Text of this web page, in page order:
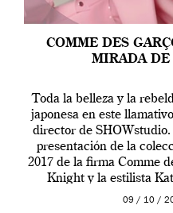
COMME DES
MIRADA
Toda la belleza y la
japonesa en este
director de
presentación de la
2017 de la firma Comme
Knight y la estilista
09 / 10 /